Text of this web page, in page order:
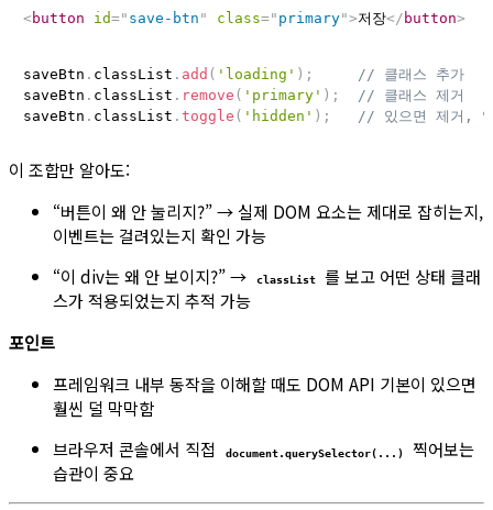
<button id=" save-btn " class=" primary">저장</ button>
saveBtn . classList . add ( 'loading' ) ;
// 클래스 추가
saveBtn . classList . remove ( 'primary' ) ;
// 클래스 제거
saveBtn . classList . toggle ( 'hidden' ) ; // 있으면 제거,
이 조합만 알아도:
“버튼이 왜 안 눌리지?” → 실제 DOM 요소는 제대로 잡히는지,
이벤트는 걸려있는지 확인 가능
“이 div는 왜 안 보이지?” →
classList
를 보고 어떤 상태 클래
스가 적용되었는지 추적 가능
포인트
프레임워크 내부 동작을 이해할 때도 DOM API 기본이 있으면
훨씬 덜 막막함
브라우저 콘솔에서 직접
document.querySelector(...)
찍어보는
습관이 중요